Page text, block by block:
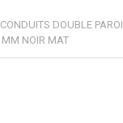
CONDUITS DOUBLE PAROI
MM NOIR MAT